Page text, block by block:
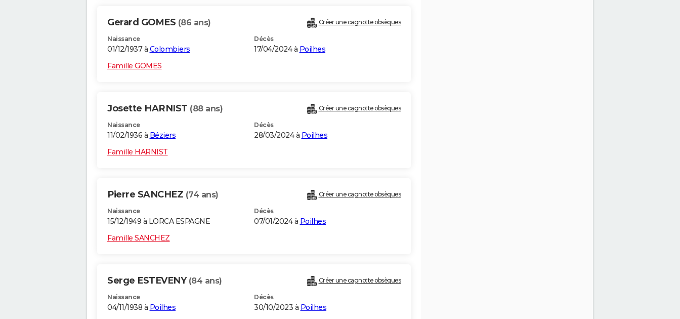
Gerard GOMES (86 ans) Créer une cagnotte obsèques
Naissance
01/12/1937 à Colombiers
Décès
17/04/2024 à Poilhes
Famille GOMES
Josette HARNIST (88 ans) Créer une cagnotte obsèques
Naissance
11/02/1936 à Béziers
Décès
28/03/2024 à Poilhes
Famille HARNIST
Pierre SANCHEZ (74 ans) Créer une cagnotte obsèques
Naissance
15/12/1949 à LORCA ESPAGNE
Décès
07/01/2024 à Poilhes
Famille SANCHEZ
Serge ESTEVENY (84 ans) Créer une cagnotte obsèques
Naissance
04/11/1938 à Poilhes
Décès
30/10/2023 à Poilhes